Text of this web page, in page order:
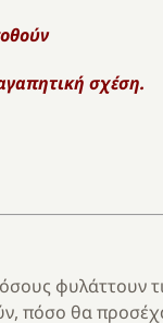
σχέση.
φυλάττουν
πόσο θα